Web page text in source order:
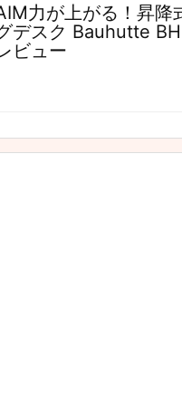
力が上がる！昇降
デスク Bauhutte
ビュー